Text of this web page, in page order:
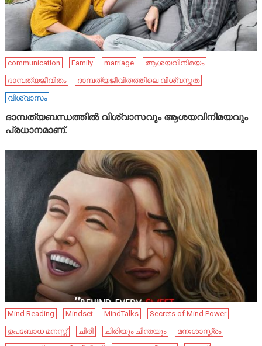
communication Family marriage
ആശയവിനിമയം
ദാമ്പത്യജീവിതം
ദാമ്പത്യജീവിതത്തിലെ വിശ്വസ്തത
വിശ്വാസം
ദാമ്പത്യബന്ധത്തിൽ വിശ്വാസവും ആശയവിനിമയവും
പ്രധാനമാണ്.
Mind Reading Mindset MindTalks
Secrets of Mind Power
ഉപബോധ മനസ്സ്
ചിരി ചിരിയും ചിന്തയും
മനഃശാസ്ത്രം